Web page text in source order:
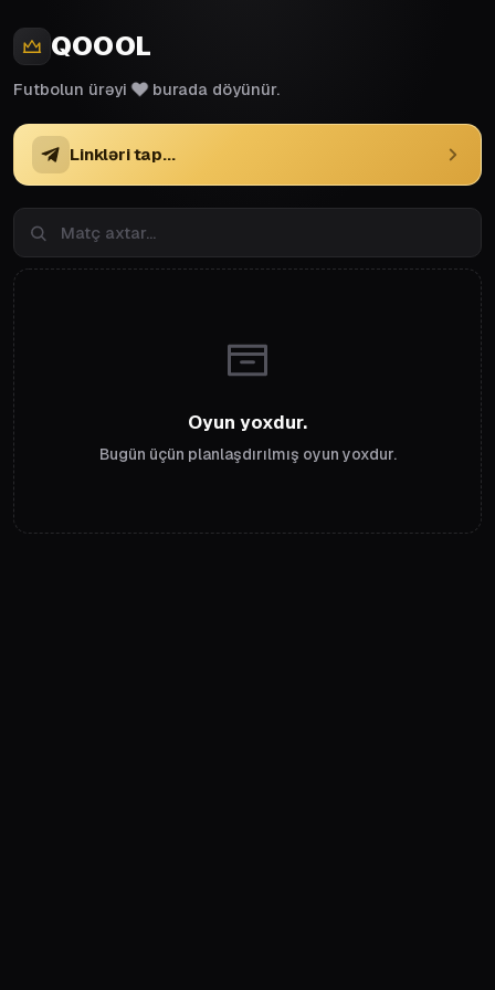
QOOOL
Futbolun ürəyi ❤️ burada döyünür.
Linkləri tap...
Oyun yoxdur.
Bugün üçün planlaşdırılmış oyun yoxdur.